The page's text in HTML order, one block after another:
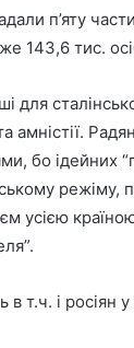
п’яту
143,6 тис.
для
амністії.
бо ідейних
режіму,
усією
в т.ч. i росіян